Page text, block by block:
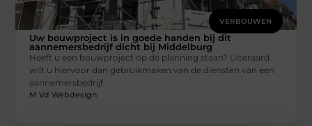
VERBOUWEN
Uw bouwproject is in goede handen bij dit
aannemersbedrijf dicht bij Middelburg
Heeft u een bouwproject op de planning staan? Uiteraard
wilt u hiervoor dan gebruikmaken van de diensten van een
aannemersbedrijf
M Vd Webdesign